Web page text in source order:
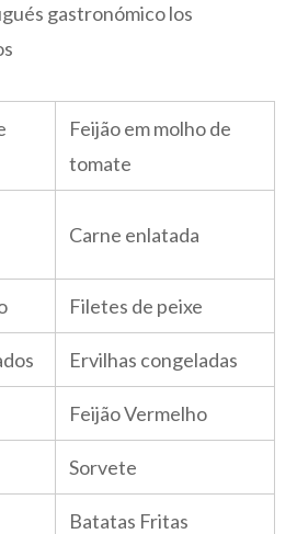
gastronómico los
Feijão em molho de
tomate
Carne enlatada
Filetes de peixe
Ervilhas congeladas
Feijão Vermelho
Sorvete
Batatas Fritas